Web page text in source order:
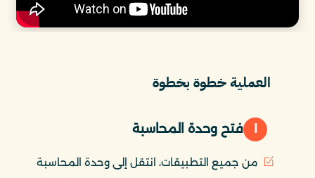
العملية خطوة بخطوة
فتح وحدة المحاسبة
من جميع التطبيقات، انتقل إلى وحدة المحاسبة